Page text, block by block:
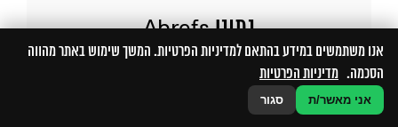
נתוני Ahrefs
אנו משתמשים במידע בהתאם למדיניות הפרטיות. המשך שימוש באתר מהווה
הסכמה. מדיניות הפרטיות
אני מאשר/ת סגור